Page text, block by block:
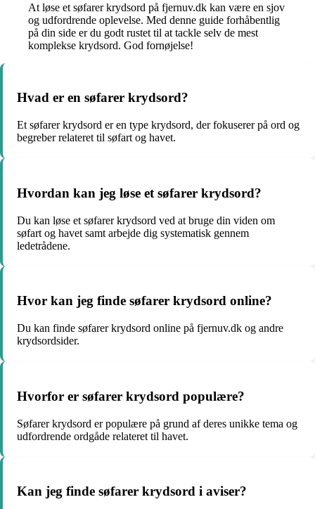
At løse et søfarer krydsord på fjernuv.dk kan være en sjov
og udfordrende oplevelse. Med denne guide forhåbentlig
på din side er du godt rustet til at tackle selv de mest
komplekse krydsord. God fornøjelse!
Hvad er en søfarer krydsord?
Et søfarer krydsord er en type krydsord, der fokuserer på ord og
begreber relateret til søfart og havet.
Hvordan kan jeg løse et søfarer krydsord?
Du kan løse et søfarer krydsord ved at bruge din viden om
søfart og havet samt arbejde dig systematisk gennem
ledetrådene.
Hvor kan jeg finde søfarer krydsord online?
Du kan finde søfarer krydsord online på fjernuv.dk og andre
krydsordsider.
Hvorfor er søfarer krydsord populære?
Søfarer krydsord er populære på grund af deres unikke tema og
udfordrende ordgåde relateret til havet.
Kan jeg finde søfarer krydsord i aviser?